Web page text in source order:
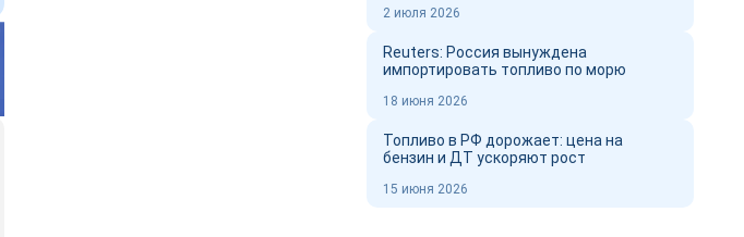
2 июля 2026
Reuters: Россия вынуждена
импортировать топливо по морю
18 июня 2026
Топливо в РФ дорожает: цена на
бензин и ДТ ускоряют рост
15 июня 2026